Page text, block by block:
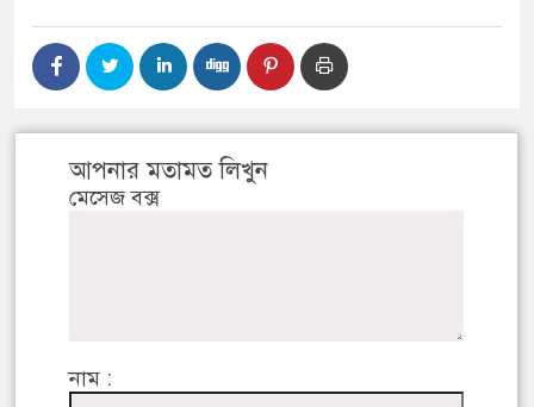
আপনার মতামত লিখুন
মেসেজ বক্স
নাম :